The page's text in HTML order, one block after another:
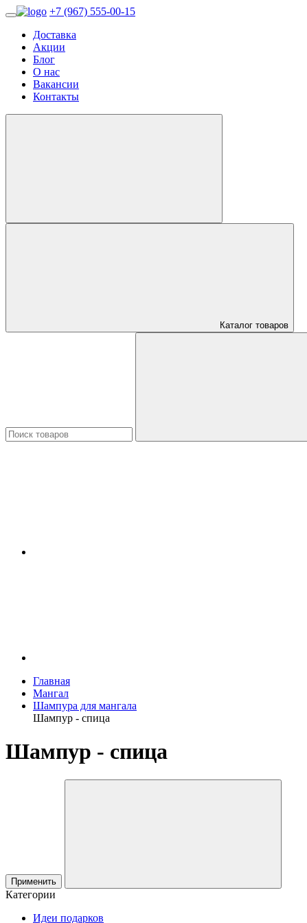
+7 (967) 555-00-15
Доставка
Акции
Блог
О нас
Вакансии
Контакты
Каталог товаров
Главная
Мангал
Шампура для мангала
Шампур - спица
Шампур - спица
Применить
Категории
Идеи подарков